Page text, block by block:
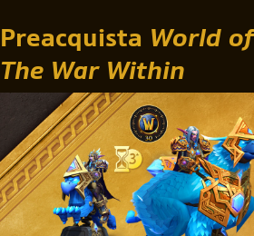
Preacquista World
The War Within